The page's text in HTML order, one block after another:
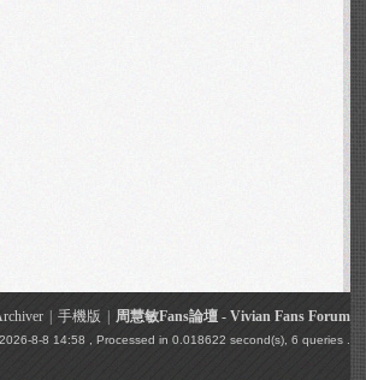
手機版 周慧敏Fans論壇 - Vivian Fans Forum
8-8 14:58 , Processed in 0.018622 second(s), 6 queries .